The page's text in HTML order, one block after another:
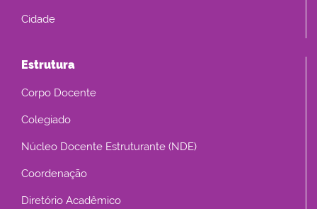
Cidade
Estrutura
Corpo Docente
Colegiado
Núcleo Docente Estruturante (NDE)
Coordenação
Diretório Acadêmico